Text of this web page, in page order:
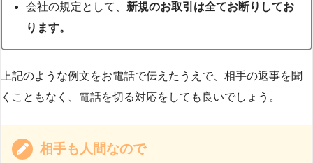
会社の規定として、 新規のお取引は全てお断りしてお
ります。
上記のような例文をお電話で伝えたうえで、相手の返事を聞
くこともなく、電話を切る対応をしても良いでしょう。
相手も人間なので